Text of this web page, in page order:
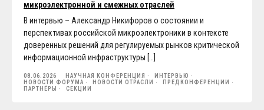
микроэлектронной и смежных отраслей
В интервью – Александр Никифоров о состоянии и
перспективах российской микроэлектроники в контексте
доверенных решений для регулируемых рынков критической
информационной инфраструктуры […]
08.06.2026 НАУЧНАЯ КОНФЕРЕНЦИЯ
ИНТЕРВЬЮ
НОВОСТИ ФОРУМА
НОВОСТИ ОТРАСЛИ
ПРЕДКОНФЕРЕНЦИИ
ПАРТНЁРЫ
СЕКЦИИ